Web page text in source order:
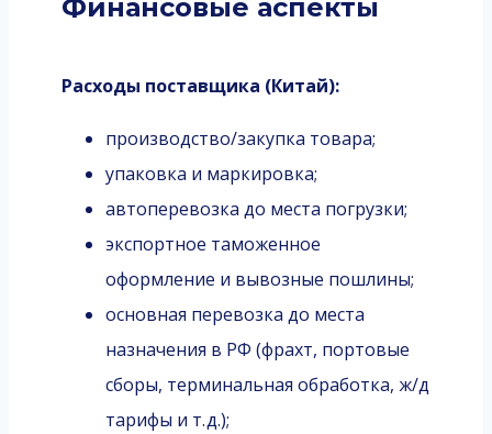
Финансовые аспекты
Расходы поставщика (Китай):
производство/закупка товара;
упаковка и маркировка;
автоперевозка до места погрузки;
экспортное таможенное
оформление и вывозные пошлины;
основная перевозка до места
назначения в РФ (фрахт, портовые
сборы, терминальная обработка, ж/д
тарифы и т. д.);